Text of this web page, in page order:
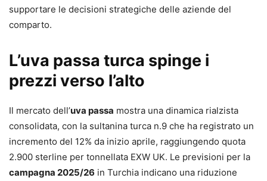
supportare le decisioni strategiche delle aziende del
comparto.
L’uva passa turca spinge i
prezzi verso l’alto
Il mercato dell’uva passa mostra una dinamica rialzista
consolidata, con la sultanina turca n.9 che ha registrato un
incremento del 12% da inizio aprile, raggiungendo quota
2.900 sterline per tonnellata EXW UK. Le previsioni per la
campagna 2025/26 in Turchia indicano una riduzione